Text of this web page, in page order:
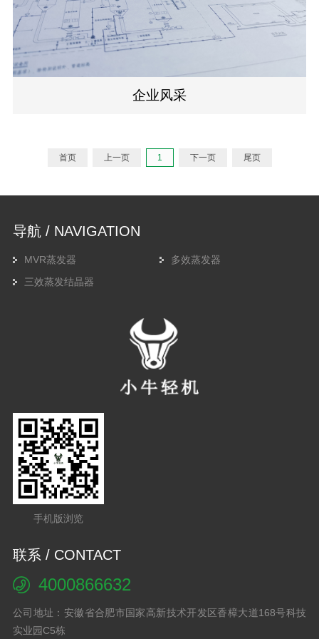
企业风采
首页 上一页 1 下一页 尾页
导航 / NAVIGATION
MVR蒸发器
多效蒸发器
三效蒸发结晶器
手机版浏览
联系 / CONTACT
4000866632
公司地址：安徽省合肥市国家高新技术开发区香樟大道168号科技
实业园C5栋